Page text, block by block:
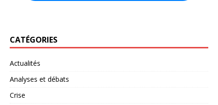
CATÉGORIES
Actualités
Analyses et débats
Crise